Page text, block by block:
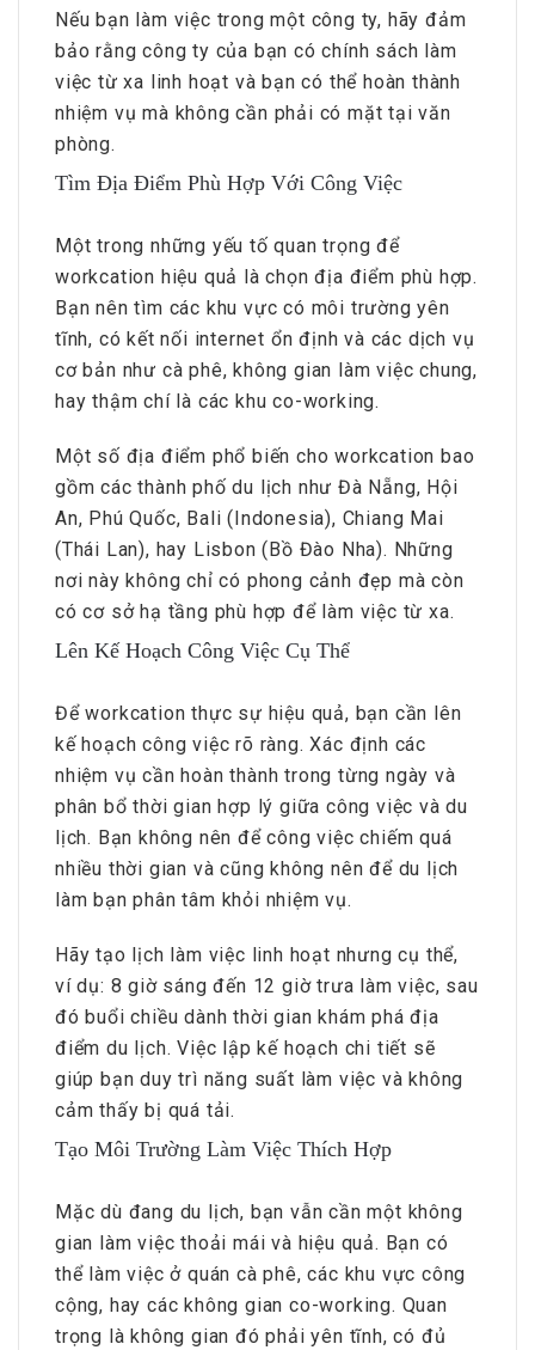
Nếu bạn làm việc trong một công ty, hãy đảm
bảo rằng công ty của bạn có chính sách làm
việc từ xa linh hoạt và bạn có thể hoàn thành
nhiệm vụ mà không cần phải có mặt tại văn
phòng.
Tìm Địa Điểm Phù Hợp Với Công Việc
Một trong những yếu tố quan trọng để
workcation hiệu quả là chọn địa điểm phù hợp.
Bạn nên tìm các khu vực có môi trường yên
tĩnh, có kết nối internet ổn định và các dịch vụ
cơ bản như cà phê, không gian làm việc chung,
hay thậm chí là các khu co-working.
Một số địa điểm phổ biến cho workcation bao
gồm các thành phố du lịch như Đà Nẵng, Hội
An, Phú Quốc, Bali (Indonesia), Chiang Mai
(Thái Lan), hay Lisbon (Bồ Đào Nha). Những
nơi này không chỉ có phong cảnh đẹp mà còn
có cơ sở hạ tầng phù hợp để làm việc từ xa.
Lên Kế Hoạch Công Việc Cụ Thể
Để workcation thực sự hiệu quả, bạn cần lên
kế hoạch công việc rõ ràng. Xác định các
nhiệm vụ cần hoàn thành trong từng ngày và
phân bổ thời gian hợp lý giữa công việc và du
lịch. Bạn không nên để công việc chiếm quá
nhiều thời gian và cũng không nên để du lịch
làm bạn phân tâm khỏi nhiệm vụ.
Hãy tạo lịch làm việc linh hoạt nhưng cụ thể,
ví dụ: 8 giờ sáng đến 12 giờ trưa làm việc, sau
đó buổi chiều dành thời gian khám phá địa
điểm du lịch. Việc lập kế hoạch chi tiết sẽ
giúp bạn duy trì năng suất làm việc và không
cảm thấy bị quá tải.
Tạo Môi Trường Làm Việc Thích Hợp
Mặc dù đang du lịch, bạn vẫn cần một không
gian làm việc thoải mái và hiệu quả. Bạn có
thể làm việc ở quán cà phê, các khu vực công
cộng, hay các không gian co-working. Quan
trọng là không gian đó phải yên tĩnh, có đủ